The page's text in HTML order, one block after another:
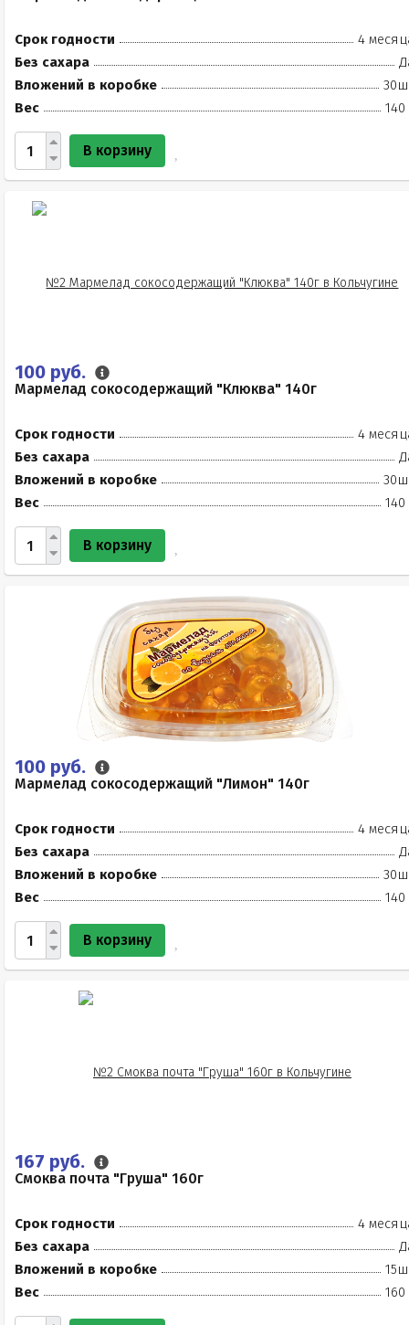
Срок годности
4
Без сахара
Вложений в коробке
Вес
140
В корзину
100 руб.
Мармелад сокосодержащий "Клюква" 140г
Срок годности
4
Без сахара
Вложений в коробке
Вес
140
В корзину
100 руб.
Мармелад сокосодержащий "Лимон" 140г
Срок годности
4
Без сахара
Вложений в коробке
Вес
140
В корзину
167 руб.
Смоква почта "Груша" 160г
Срок годности
4
Без сахара
Вложений в коробке
Вес
160